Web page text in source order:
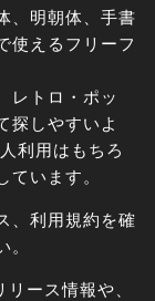
、明朝体、手書
使えるフリーフ
レトロ・ポッ
探しやすいよ
利用はもちろ
ています。
、利用規約を確
。
ース情報や、
ック
ク体
明朝体
き風